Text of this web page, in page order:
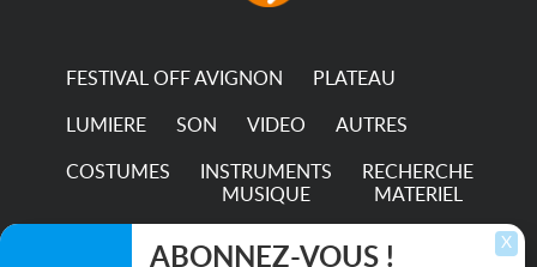
FESTIVAL OFF AVIGNON PLATEAU
LUMIERE SON VIDEO AUTRES
COSTUMES
INSTRUMENTS
MUSIQUE
RECHERCHE
MATERIEL
TRANSPORTS X
ABONNEZ-VOUS !